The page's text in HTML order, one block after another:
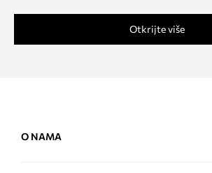
Otkrijte više
O NAMA